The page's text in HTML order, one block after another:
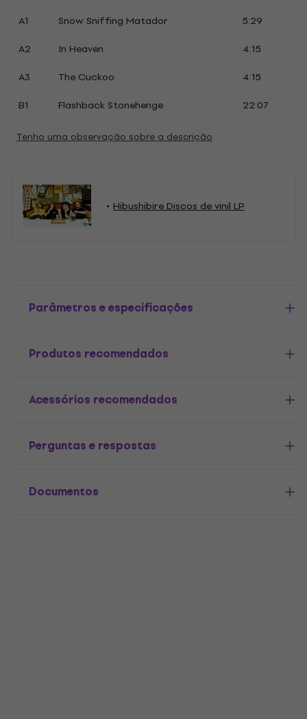
A1
Snow Sniffing Matador
5:29
A2
In Heaven
4:15
A3
The Cuckoo
4:15
B1
Flashback Stonehenge 22:07
Tenho uma observação sobre a descrição
Hibushibire Discos de vinil LP
Parâmetros e especificações
Produtos recomendados
Acessórios recomendados
Perguntas e respostas
Documentos